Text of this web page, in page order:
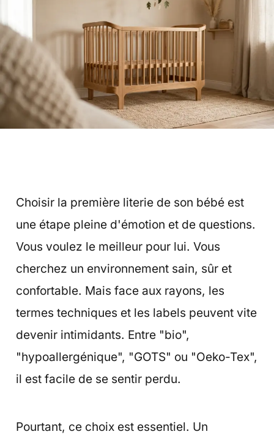
Choisir la première literie de son bébé est
une étape pleine d'émotion et de questions.
Vous voulez le meilleur pour lui. Vous
cherchez un environnement sain, sûr et
confortable. Mais face aux rayons, les
termes techniques et les labels peuvent vite
devenir intimidants. Entre "bio",
"hypoallergénique", "GOTS" ou "Oeko-Tex",
il est facile de se sentir perdu.
Pourtant, ce choix est essentiel. Un